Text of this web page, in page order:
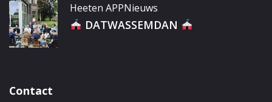
Heeten APPNieuws
DATWASSEMDAN
Contact